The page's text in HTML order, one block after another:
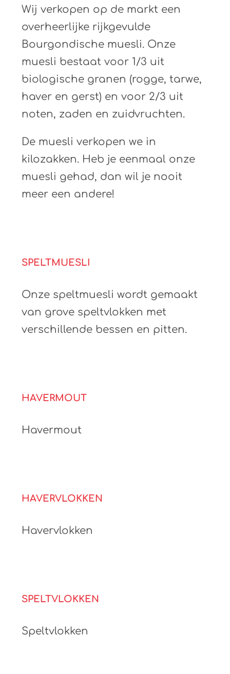
Wij verkopen op de markt een
overheerlijke rijkgevulde
Bourgondische muesli. Onze
muesli bestaat voor 1/3 uit
biologische granen (rogge, tarwe,
haver en gerst) en voor 2/3 uit
noten, zaden en zuidvruchten.
De muesli verkopen we in
kilozakken. Heb je eenmaal onze
muesli gehad, dan wil je nooit
meer een andere!
SPELTMUESLI
Onze speltmuesli wordt gemaakt
van grove speltvlokken met
verschillende bessen en pitten.
HAVERMOUT
Havermout
HAVERVLOKKEN
Havervlokken
SPELTVLOKKEN
Speltvlokken